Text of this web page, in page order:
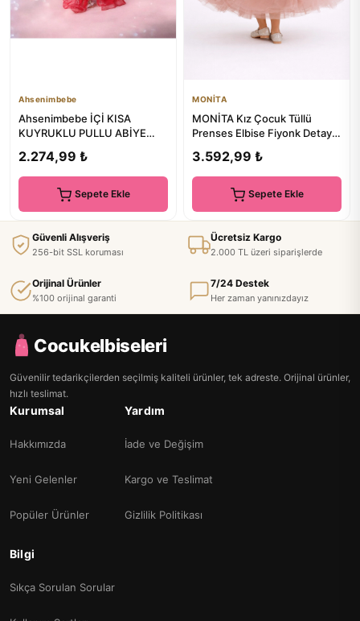
Ahsenimbebe
Ahsenimbebe İÇİ KISA
KUYRUKLU PULLU ABİYE
2.274,99 ₺
Sepete Ekle
MONİTA
MONİTA Kız Çocuk Tüllü
Prenses Elbise Fiyonk Detaylı
3.592,99 ₺
Sepete Ekle
Güvenli Alışveriş
256-bit SSL koruması
Ücretsiz Kargo
2.000 TL üzeri siparişlerde
Orijinal Ürünler
%100 orijinal garanti
7/24 Destek
Her zaman yanınızdayız
Cocukelbiseleri
Güvenilir tedarikçilerden seçilmiş kaliteli ürünler, tek adreste. Orijinal ürünler,
hızlı teslimat.
Kurumsal
Hakkımızda
Yeni Gelenler
Popüler Ürünler
Yardım
İade ve Değişim
Kargo ve Teslimat
Gizlilik Politikası
Bilgi
Sıkça Sorulan Sorular